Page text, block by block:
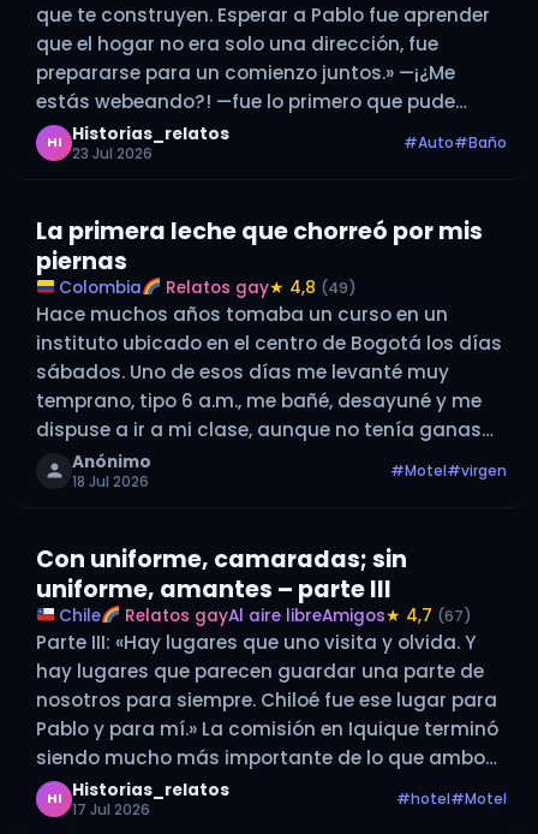
que te construyen. Esperar a Pablo fue aprender
que el hogar no era solo una dirección, fue
prepararse para un comienzo juntos.» —¡¿Me
estás webeando?! —fue lo primero que pude
decir después de esa tremenda sorpresa y
noticia, con la boca…
HI Historias_relatos
23 Jul 2026
#Auto#Baño
La primera leche que chorreó por mis
piernas
Colombia Relatos gay★ 4,8 (49)
Hace muchos años tomaba un curso en un
instituto ubicado en el centro de Bogotá los días
sábados. Uno de esos días me levanté muy
temprano, tipo 6 a.m., me bañé, desayuné y me
dispuse a ir a mi clase, aunque no tenía ganas
de asistir. Pero tomé el bus…
Anónimo
18 Jul 2026
#Motel#virgen
Con uniforme, camaradas; sin
uniforme, amantes – parte III
Chile Relatos gayAl aire libreAmigos★ 4,7 (67)
Parte III: «Hay lugares que uno visita y olvida. Y
hay lugares que parecen guardar una parte de
nosotros para siempre. Chiloé fue ese lugar para
Pablo y para mí.» La comisión en Iquique terminó
siendo mucho más importante de lo que ambos
imaginábamos. Fueron unas semanas de mucho
trabajo…
HI Historias_relatos
17 Jul 2026
#hotel#Motel